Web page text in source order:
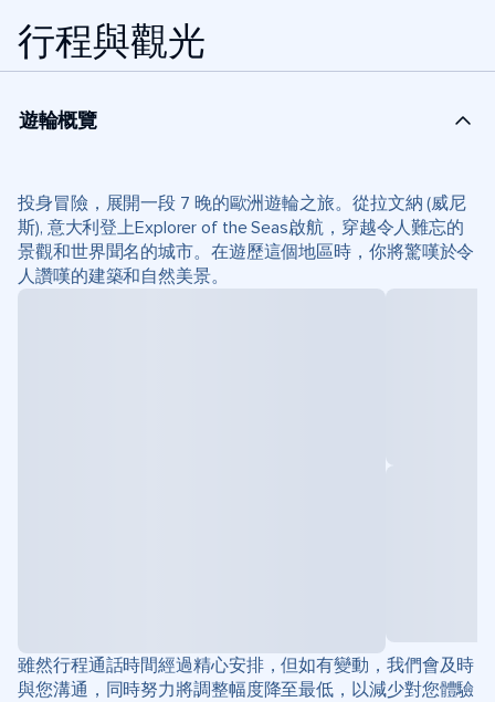
行程與觀光
遊輪概覽
投身冒險，展開一段 7 晚的歐洲遊輪之旅。從拉文納 (威尼
斯), 意大利登上Explorer of the Seas啟航，穿越令人難忘的
景觀和世界聞名的城市。在遊歷這個地區時，你將驚嘆於令
人讚嘆的建築和自然美景。
雖然行程通話時間經過精心安排，但如有變動，我們會及時
與您溝通，同時努力將調整幅度降至最低，以減少對您體驗